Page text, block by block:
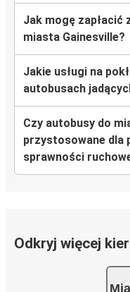
Jak mogę zapłacić
miasta Gainesville?
Jakie usługi na
autobusach
Czy autobusy do
przystosowane dla
sprawności
Odkryj więcej